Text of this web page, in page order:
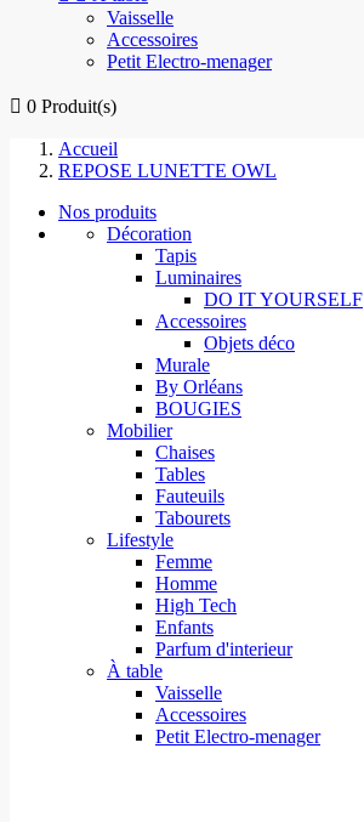
Vaisselle
Accessoires
Petit Electro-menager
 0 Produit(s)
Accueil
REPOSE LUNETTE OWL
Nos produits
Décoration
Tapis
Luminaires
DO IT YOURSELF
Accessoires
Objets déco
Murale
By Orléans
BOUGIES
Mobilier
Chaises
Tables
Fauteuils
Tabourets
Lifestyle
Femme
Homme
High Tech
Enfants
Parfum d'interieur
À table
Vaisselle
Accessoires
Petit Electro-menager